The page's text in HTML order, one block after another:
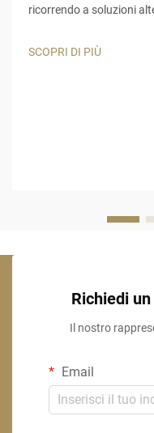
ricorrendo a soluzioni
artificiale si è affermato
SCOPRI DI PIÙ
Richiedi
Il nostro
Email